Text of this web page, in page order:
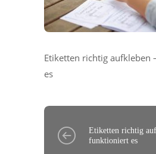
Etiketten richtig aufkleben
es
Etiketten richtig
funktioniert es